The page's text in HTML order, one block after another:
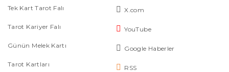
Tek Kart Tarot Falı
Tarot Kariyer Falı
Günün Melek Kartı
Tarot Kartları
X.com
YouTube
Google Haberler
RSS